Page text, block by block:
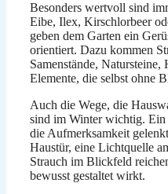
Besonders wertvoll sind
Eibe, Ilex, Kirschlorbeer
geben dem Garten ein
orientiert. Dazu kommen
Samenstände,
Elemente, die selbst ohne
Auch die Wege, die
sind im Winter wichtig.
die Aufmerksamkeit
Haustür, eine Lichtquelle
Strauch im Blickfeld
bewusst gestaltet wirkt.